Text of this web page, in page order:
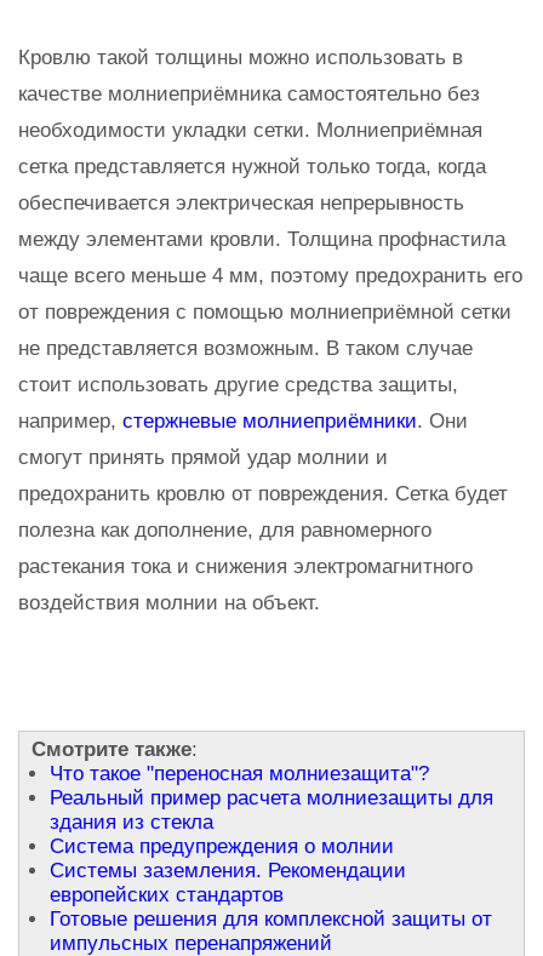
Кровлю такой толщины можно использовать в
качестве молниеприёмника самостоятельно без
необходимости укладки сетки. Молниеприёмная
сетка представляется нужной только тогда, когда
обеспечивается электрическая непрерывность
между элементами кровли. Толщина профнастила
чаще всего меньше 4 мм, поэтому предохранить его
от повреждения с помощью молниеприёмной сетки
не представляется возможным. В таком случае
стоит использовать другие средства защиты,
например, стержневые молниеприёмники. Они
смогут принять прямой удар молнии и
предохранить кровлю от повреждения. Сетка будет
полезна как дополнение, для равномерного
растекания тока и снижения электромагнитного
воздействия молнии на объект.
Смотрите также:
Что такое "переносная молниезащита"?
Реальный пример расчета молниезащиты для
здания из стекла
Система предупреждения о молнии
Системы заземления. Рекомендации
европейских стандартов
Готовые решения для комплексной защиты от
импульсных перенапряжений